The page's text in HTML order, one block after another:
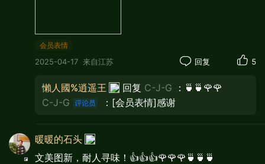
会员表情
2025-04-17 来自江苏 回复 5
懶人國%逍遥王 回复 C-J-G
：🍵🍵🌹🌹
C-J-G
：[会员表情]感谢
暖暖的石头
文美图新，耐人寻味！👍👍👍🌹🌹🌹🍵🍵🍵